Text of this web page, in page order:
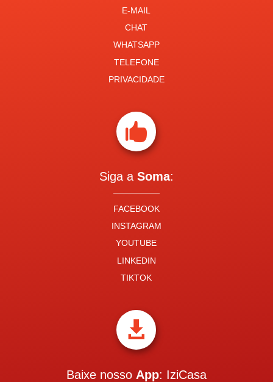
E-MAIL
CHAT
WHATSAPP
TELEFONE
PRIVACIDADE

Siga a Soma:
FACEBOOK
INSTAGRAM
YOUTUBE
LINKEDIN
TIKTOK

Baixe nosso App: IziCasa